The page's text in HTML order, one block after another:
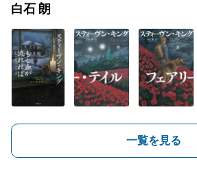
白石 朗
一覧を見る